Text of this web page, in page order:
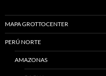
MAPA GROTTOCENTER
PERÚ NORTE
AMAZONAS